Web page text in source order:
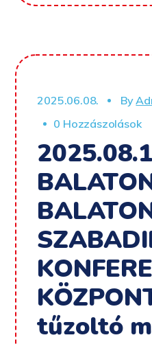
2025.06.08. By
0 Hozzászolások
tűzoltó